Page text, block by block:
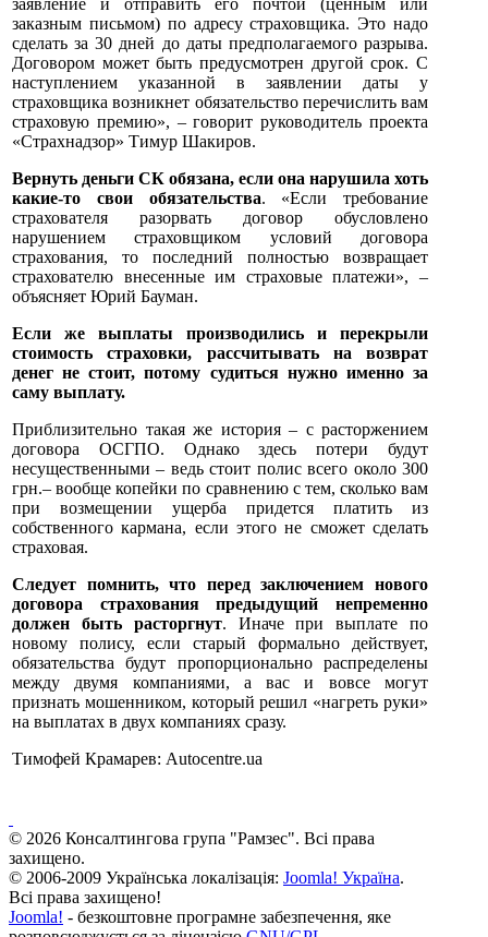
заявление и отправить его почтой (ценным или
заказным письмом) по адресу страховщика. Это надо
сделать за 30 дней до даты предполагаемого разрыва.
Договором может быть предусмотрен другой срок. С
наступлением указанной в заявлении даты у
страховщика возникнет обязательство перечислить вам
страховую премию», – говорит руководитель проекта
«Страхнадзор» Тимур Шакиров.
Вернуть деньги СК обязана, если она нарушила хоть
какие-то свои обязательства. «Если требование
страхователя разорвать договор обусловлено
нарушением страховщиком условий договора
страхования, то последний полностью возвращает
страхователю внесенные им страховые платежи», –
объясняет Юрий Бауман.
Если же выплаты производились и перекрыли
стоимость страховки, рассчитывать на возврат
денег не стоит, потому судиться нужно именно за
саму выплату.
Приблизительно такая же история – с расторжением
договора ОСГПО. Однако здесь потери будут
несущественными – ведь стоит полис всего около 300
грн.– вообще копейки по сравнению с тем, сколько вам
при возмещении ущерба придется платить из
собственного кармана, если этого не сможет сделать
страховая.
Следует помнить, что перед заключением нового
договора страхования предыдущий непременно
должен быть расторгнут. Иначе при выплате по
новому полису, если старый формально действует,
обязательства будут пропорционально распределены
между двумя компаниями, а вас и вовсе могут
признать мошенником, который решил «нагреть руки»
на выплатах в двух компаниях сразу.
Тимофей Крамарев: Аutocentre.ua
© 2026 Консалтингова група "Рамзес". Всі права
захищено.
© 2006-2009 Українська локалізація: Joomla! Україна.
Всі права захищено!
Joomla! - безкоштовне програмне забезпечення, яке